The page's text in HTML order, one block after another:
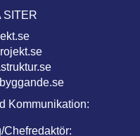
SITER
Kommunikation:
Chefredaktör: